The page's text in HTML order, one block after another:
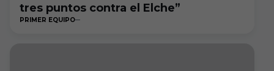
tres puntos contra el Elche”
PRIMER EQUIPO